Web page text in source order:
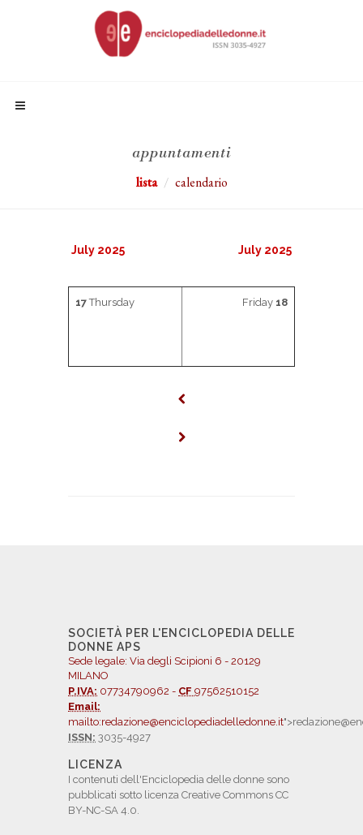
appuntamenti
lista calendario
July 2025 July 2025
17Thursday Friday 18
SOCIETÀ PER L'ENCICLOPEDIA DELLE
DONNE APS
Sede legale: Via degli Scipioni 6 - 20129
MILANO
P.IVA: 07734790962 - CF 97562510152
Email:
mailto:redazione@enciclopediadelledonne.it
ISSN: 3035-4927
LICENZA
I contenuti dell'Enciclopedia delle donne sono
pubblicati sotto licenza Creative Commons CC
BY-NC-SA 4.0.